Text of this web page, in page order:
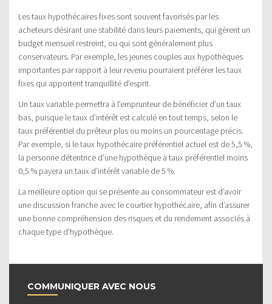
Les taux hypothécaires fixes sont souvent favorisés par les
acheteurs désirant une stabilité dans leurs paiements, qui gèrent un
budget mensuel restreint, ou qui sont généralement plus
conservateurs. Par exemple, les jeunes couples aux hypothèques
importantes par rapport à leur revenu pourraient préférer les taux
fixes qui apportent tranquillité d’esprit.
Un taux variable permettra à l’emprunteur de bénéficier d’un taux
bas, puisque le taux d’intérêt est calculé en tout temps, selon le
taux préférentiel du prêteur plus ou moins un pourcentage précis.
Par exemple, si le taux hypothécaire préférentiel actuel est de 5,5 %,
la personne détentrice d’une hypothèque à taux préférentiel moins
0,5 % payera un taux d’intérêt variable de 5 %.
La meilleure option qui se présente au consommateur est d’avoir
une discussion franche avec le courtier hypothécaire, afin d’assurer
une bonne compréhension des risques et du rendement associés à
chaque type d’hypothèque.
COMMUNIQUER AVEC NOUS